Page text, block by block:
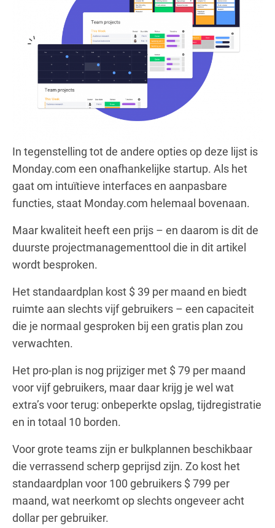
In tegenstelling tot de andere opties op deze lijst is
Monday.com een onafhankelijke startup. Als het
gaat om intuïtieve interfaces en aanpasbare
functies, staat Monday.com helemaal bovenaan.
Maar kwaliteit heeft een prijs – en daarom is dit de
duurste projectmanagementtool die in dit artikel
wordt besproken.
Het standaardplan kost $ 39 per maand en biedt
ruimte aan slechts vijf gebruikers – een capaciteit
die je normaal gesproken bij een gratis plan zou
verwachten.
Het pro-plan is nog prijziger met $ 79 per maand
voor vijf gebruikers, maar daar krijg je wel wat
extra’s voor terug: onbeperkte opslag, tijdregistratie
en in totaal 10 borden.
Voor grote teams zijn er bulkplannen beschikbaar
die verrassend scherp geprijsd zijn. Zo kost het
standaardplan voor 100 gebruikers $ 799 per
maand, wat neerkomt op slechts ongeveer acht
dollar per gebruiker.